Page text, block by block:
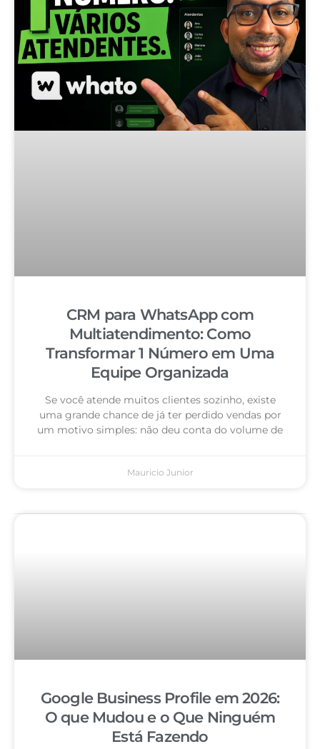
CRM para WhatsApp com
Multiatendimento: Como
Transformar 1 Número em Uma
Equipe Organizada
Se você atende muitos clientes sozinho, existe
uma grande chance de já ter perdido vendas por
um motivo simples: não deu conta do volume de
Mauricio Junior
Google Business Profile em 2026:
O que Mudou e o Que Ninguém
Está Fazendo